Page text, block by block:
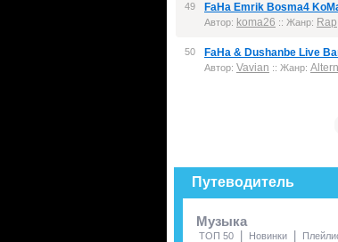
49 FaHa Emrik Bosma4
Автор: koma26 :: Жанр: Rap
50 FaHa & Dushanbe Live
Автор: Vavian :: Жанр:
Путеводитель
Музыка
ТОП 50 Новинки